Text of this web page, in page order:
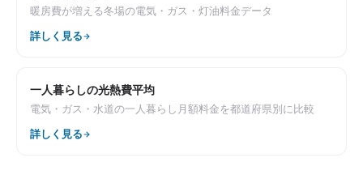
暖房費が増える冬場の電気・ガス・灯油料金データ
詳しく見る
一人暮らしの光熱費平均
電気・ガス・水道の一人暮らし月額料金を都道府県別に比較
詳しく見る